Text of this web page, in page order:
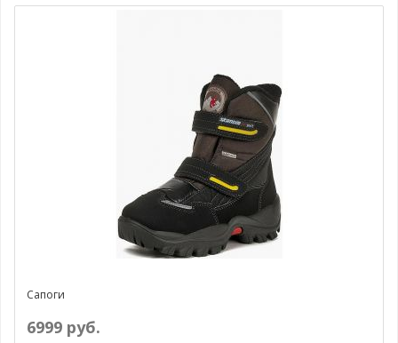
Сапоги
6999 руб.